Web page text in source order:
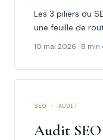
Les 3 piliers du
une feuille de
10 mai 2026 · 8
SEO · AUDIT
Audit